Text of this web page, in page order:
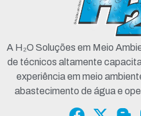
A H₂O Soluções em Meio
de técnicos altamente
experiência em meio
abastecimento de água e